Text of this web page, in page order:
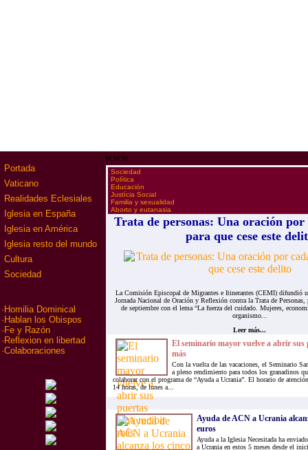
Portada
Vaticano
Realidades Eclesiales
Iglesia en España
Iglesia en América
Iglesia resto del mundo
Cultura
Sociedad
· Homilia Dominical
· Hablan los Obispos
· Fe y Razón
· Reflexion en libertad
·Colaboraciones
www
·Sociedad
·Política
·Educación
·Justícia Social
·Familia y sexualidad
·Aborto y eutanasia
Trata de personas: Una oración
para que cese este
La Comisión Episcopal de Migrantes e Itinerantes (CEMI) difundió
Jornada Nacional de Oración y Reflexión contra la Trata de
de septiembre con el lema “La fuerza del cuidado. Mujeres,
organismo...
Leer más...
El seminario mayor vuelve a abrir
más
Con la vuelta de las vacaciones, el Seminario
a pleno rendimiento para todos los granadinos
colaborar con el programa de “Ayuda a Ucrania”. El horario de
14 horas, de lunes a...
Ayuda de ACN a Ucrania
euros
Ayuda a la Iglesia Necesitada ha
a Ucrania en estos 5 meses desde el